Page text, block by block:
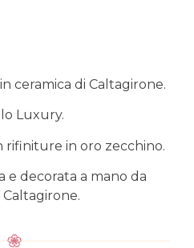
ceramica di Caltagirone.
Luxury.
rifiniture in oro zecchino.
e decorata a mano da
Caltagirone.